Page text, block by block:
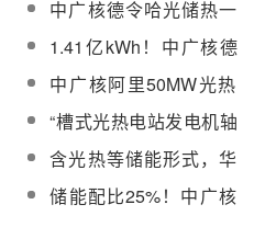
光伏一体化发电项目落
地建设｜附项目概况
中广核德令哈光储热一
体化200万千瓦（光热
20万千瓦）项目高、低
温盐罐附件设备采购
1.41亿kWh！中广核德
令哈50MW槽式光热电
站年度上网电量再创新
高！
中广核阿里50MW光热
发电项目分散控制系统
（DCS)采购
“槽式光热电站发电机轴
电压异常问题攻坚改造”
获评中广核新能源“青年
五小”优秀项目
含光热等储能形式，华
能新疆公司TLF综合能
源基地规划项目技术服
储能配比25%！中广核